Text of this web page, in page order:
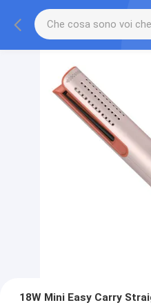
18W Mini Easy Carry